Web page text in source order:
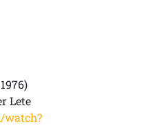
Lete
watch?